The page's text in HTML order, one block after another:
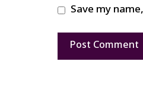
Save my